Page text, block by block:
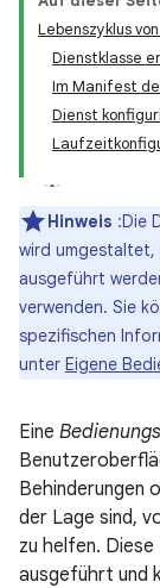
Lebenszyklus
Dienstklasse
Im Manifest
Dienst
Hinweis :Die
wird umgestaltet,
ausgeführt
verwenden. Sie
spezifischen
unter Eigene
Eine
Behinderungen
der Lage sind,
zu helfen.
ausgeführt und